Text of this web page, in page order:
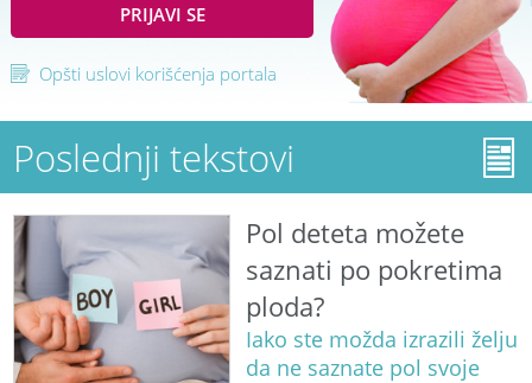
PRIJAVI SE
Opšti uslovi korišćenja portala
Poslednji tekstovi
Pol deteta možete
saznati po pokretima
ploda?
Iako ste možda izrazili želju
da ne saznate pol svoje